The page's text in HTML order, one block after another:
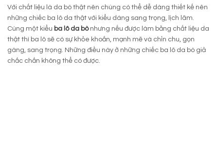
Với chất liệu là da bò thật nên chúng có thể dễ dàng thiết kế nên
những chiếc ba lô da thật với kiểu dáng sang trọng, lịch lãm.
Cùng một kiểu ba lô da bònhưng nếu được làm bằng chất liệu da
thật thì ba lô sẽ có sự khỏe khoắn, mạnh mẽ và chỉn chu, gọn
gàng, sang trọng. Những điều này ở những chiếc ba lô da bò giả
chắc chắn không thể có được.